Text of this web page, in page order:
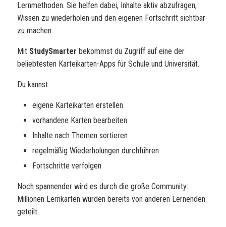
Lernmethoden. Sie helfen dabei, Inhalte aktiv abzufragen,
Wissen zu wiederholen und den eigenen Fortschritt sichtbar
zu machen.
Mit StudySmarter bekommst du Zugriff auf eine der
beliebtesten Karteikarten-Apps für Schule und Universität.
Du kannst:
eigene Karteikarten erstellen
vorhandene Karten bearbeiten
Inhalte nach Themen sortieren
regelmäßig Wiederholungen durchführen
Fortschritte verfolgen
Noch spannender wird es durch die große Community:
Millionen Lernkarten wurden bereits von anderen Lernenden
geteilt.